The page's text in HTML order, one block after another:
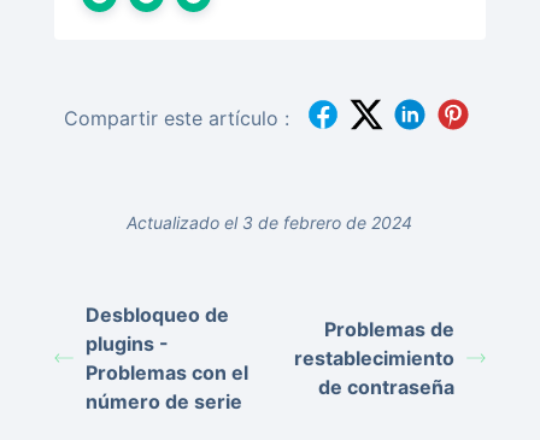
Compartir este artículo :
Actualizado el 3 de febrero de 2024
Desbloqueo de
plugins -
Problemas con el
número de serie
Problemas de
restablecimiento
de contraseña